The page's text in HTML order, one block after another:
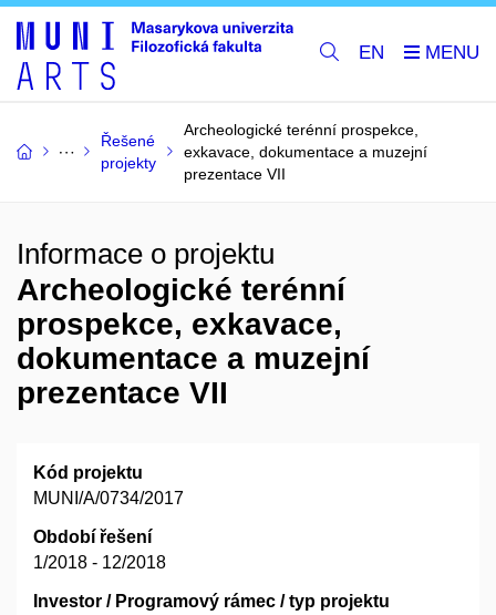
EN
Řešené
projekty
Archeologické terénní prospekce,
exkavace, dokumentace a muzejní
prezentace VII
Informace o projektu
Archeologické terénní
prospekce, exkavace,
dokumentace a muzejní
prezentace VII
Kód projektu
MUNI/A/0734/2017
Období řešení
1/2018 - 12/2018
Investor / Programový rámec / typ projektu